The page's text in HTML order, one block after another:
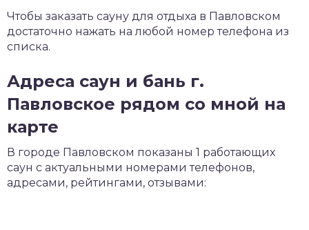
Чтобы заказать сауну для отдыха в Павловском
достаточно нажать на любой номер телефона из
списка.
Адреса саун и бань г.
Павловское рядом со мной на
карте
В городе Павловском показаны 1 работающих
саун с актуальными номерами телефонов,
адресами, рейтингами, отзывами: